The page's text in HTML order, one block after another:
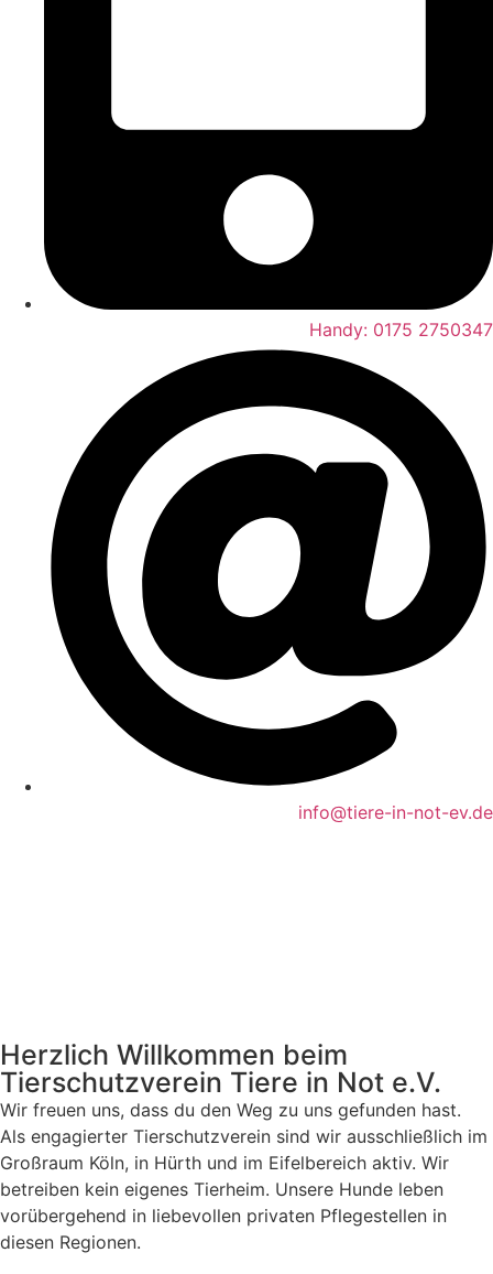
Handy: 0175 2750347
info@tiere-in-not-ev.de
Herzlich Willkommen beim
Tierschutzverein Tiere in Not e.V.
Wir freuen uns, dass du den Weg zu uns gefunden hast.
Als engagierter Tierschutzverein sind wir ausschließlich im
Großraum Köln, in Hürth und im Eifelbereich aktiv. Wir
betreiben kein eigenes Tierheim. Unsere Hunde leben
vorübergehend in liebevollen privaten Pflegestellen in
diesen Regionen.